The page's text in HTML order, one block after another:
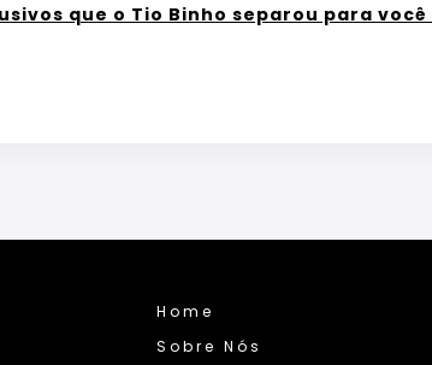
que o Tio Binho separou para
Home
Sobre Nós